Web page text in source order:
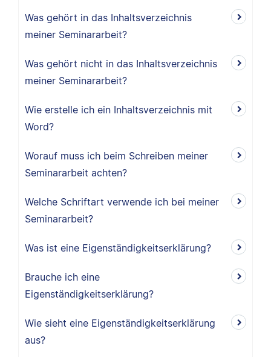
Was gehört in das Inhaltsverzeichnis
meiner Seminararbeit?
Was gehört nicht in das Inhaltsverzeichnis
meiner Seminararbeit?
Wie erstelle ich ein Inhaltsverzeichnis mit
Word?
Worauf muss ich beim Schreiben meiner
Seminararbeit achten?
Welche Schriftart verwende ich bei meiner
Seminararbeit?
Was ist eine Eigenständigkeitserklärung?
Brauche ich eine
Eigenständigkeitserklärung?
Wie sieht eine Eigenständigkeitserklärung
aus?